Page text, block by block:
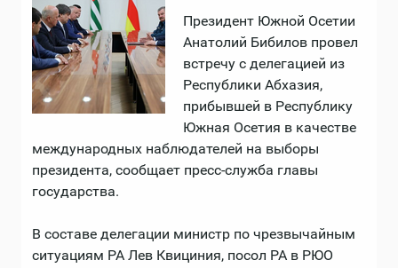
Президент Южной Осетии
Анатолий Бибилов провел
встречу с делегацией из
Республики Абхазия,
прибывшей в Республику
Южная Осетия в качестве
международных наблюдателей на выборы
президента, сообщает пресс-служба главы
государства.
В составе делегации министр по чрезвычайным
ситуациям РА Лев Квициния, посол РА в РЮО